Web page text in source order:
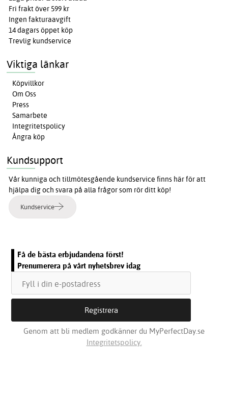
Fri frakt över 599 kr
Ingen fakturaavgift
14 dagars öppet köp
Trevlig kundservice
Viktiga länkar
Köpvillkor
Om Oss
Press
Samarbete
Integritetspolicy
Ångra köp
Kundsupport
Vår kunniga och tillmötesgående kundservice finns här för att
hjälpa dig och svara på alla frågor som rör ditt köp!
Kundservice
Få de bästa erbjudandena först!
Prenumerera på vårt nyhetsbrev idag
Genom att bli medlem godkänner du MyPerfectDay.se
Integritetspolicy.